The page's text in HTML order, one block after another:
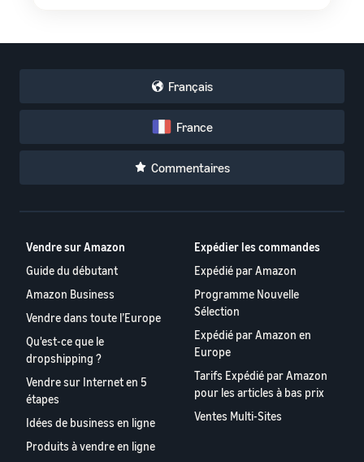
Français
France
Commentaires
Vendre sur Amazon
Guide du débutant
Amazon Business
Vendre dans toute l’Europe
Qu'est-ce que le
dropshipping ?
Vendre sur Internet en 5
étapes
Idées de business en ligne
Produits à vendre en ligne
Expédier les commandes
Expédié par Amazon
Programme Nouvelle
Sélection
Expédié par Amazon en
Europe
Tarifs Expédié par Amazon
pour les articles à bas prix
Ventes Multi-Sites